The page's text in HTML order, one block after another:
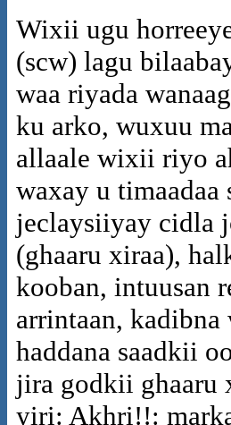
Wixii ugu
(scw) lagu
waa riyada
ku arko, wuxuu
allaale wixii riyo
waxay u
jeclaysiiyay cidla
(ghaaru xiraa),
kooban, intuusan
arrintaan,
haddana saadkii
jira godkii ghaaru
yiri: Akhri!!: